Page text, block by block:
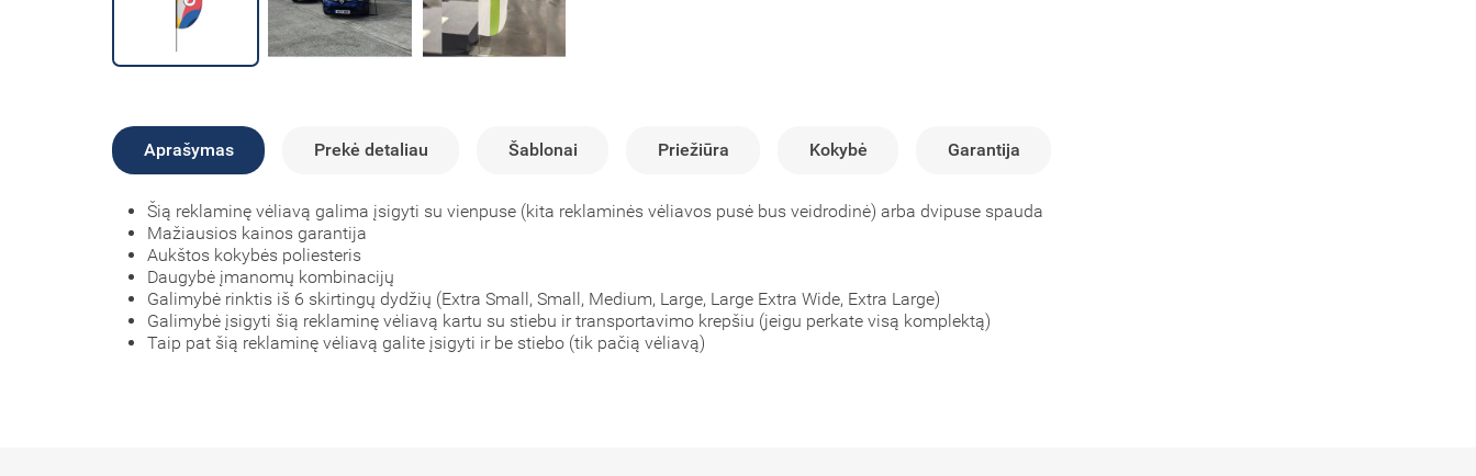
Aprašymas Prekė detaliau Šablonai Priežiūra Kokybė Garantija
Šią reklaminę vėliavą galima įsigyti su vienpuse (kita reklaminės vėliavos pusė bus veidrodinė) arba dvipuse spauda
Mažiausios kainos garantija
Aukštos kokybės poliesteris
Daugybė įmanomų kombinacijų
Galimybė rinktis iš 6 skirtingų dydžių (Extra Small, Small, Medium, Large, Large Extra Wide, Extra Large)
Galimybė įsigyti šią reklaminę vėliavą kartu su stiebu ir transportavimo krepšiu (jeigu perkate visą komplektą)
Taip pat šią reklaminę vėliavą galite įsigyti ir be stiebo (tik pačią vėliavą)